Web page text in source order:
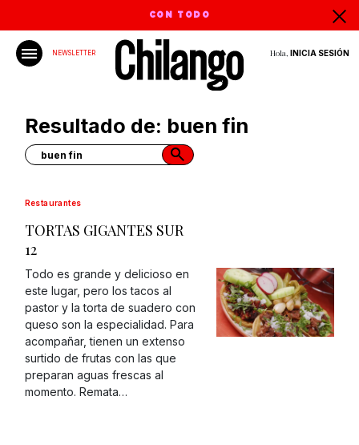
CON TODO
NEWSLETTER Hola, INICIA SESIÓN
Resultado de: buen fin
Restaurantes
TORTAS GIGANTES SUR
12
Todo es grande y delicioso en
este lugar, pero los tacos al
pastor y la torta de suadero con
queso son la especialidad. Para
acompañar, tienen un extenso
surtido de frutas con las que
preparan aguas frescas al
momento. Remata…